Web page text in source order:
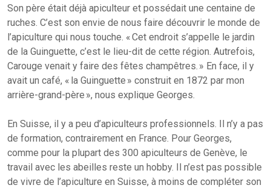
Son père était déjà apiculteur et possédait une centaine de
ruches. C’est son envie de nous faire découvrir le monde de
l’apiculture qui nous touche. « Cet endroit s’appelle le jardin
de la Guinguette, c’est le lieu-dit de cette région. Autrefois,
Carouge venait y faire des fêtes champêtres. » En face, il y
avait un café, « la Guinguette » construit en 1872 par mon
arrière-grand-père », nous explique Georges.
En Suisse, il y a peu d’apiculteurs professionnels. Il n’y a pas
de formation, contrairement en France. Pour Georges,
comme pour la plupart des 300 apiculteurs de Genève, le
travail avec les abeilles reste un hobby. Il n’est pas possible
de vivre de l’apiculture en Suisse, à moins de compléter son